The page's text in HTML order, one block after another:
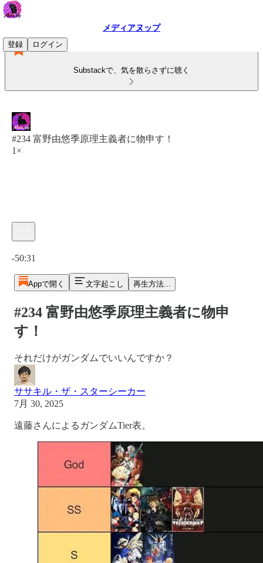
メディアヌップ
登録
ログイン
Substackで、気を散らさずに聴く
#234 富野由悠季原理主義者に物申す！
1×
-50:31
Appで開く 文字起こし 再生方法...
#234 富野由悠季原理主義者に物申
す！
それだけがガンダムでいいんですか？
ササキル・ザ・スターシーカー
7月 30, 2025
遠藤さんによるガンダムTier表。